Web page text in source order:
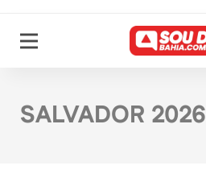
SALVADOR 2026